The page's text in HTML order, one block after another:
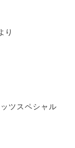
り
ツスペシャル